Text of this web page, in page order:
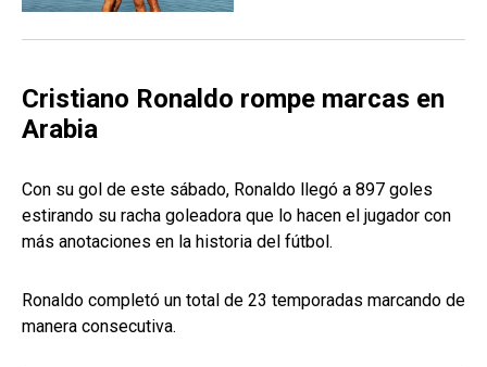
Cristiano Ronaldo rompe marcas en
Arabia
Con su gol de este sábado, Ronaldo llegó a 897 goles
estirando su racha goleadora que lo hacen el jugador con
más anotaciones en la historia del fútbol.
Ronaldo completó un total de 23 temporadas marcando de
manera consecutiva.